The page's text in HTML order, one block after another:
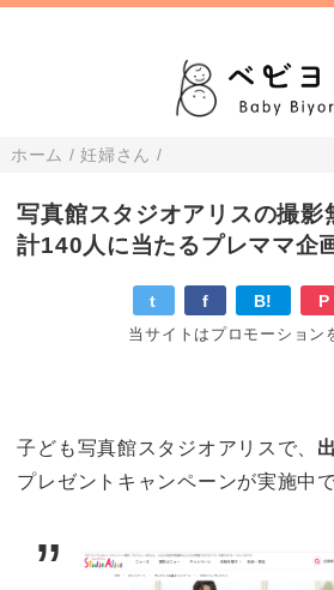
ホーム /妊婦さん /
写真館スタジオアリスの撮影
計140人に当たるプレママ企
t f B! P
当サイトはプロモーション
子ども写真館スタジオアリスで、
プレゼントキャンペーンが実施中で